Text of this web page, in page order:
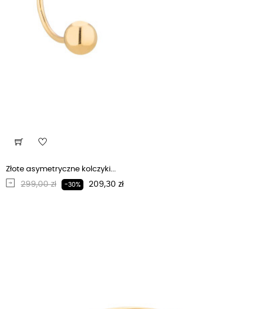
Złote asymetryczne kolczyki...
Regularna cena
299,00 zł -30% Cena
209,30 zł